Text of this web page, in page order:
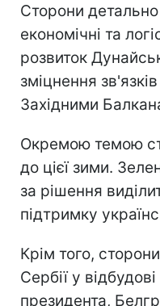
Сторони детально
економічні та
розвиток
зміцнення
Західними
Окремою темою
до цієї зими.
за рішення
підтримку
Крім того,
Сербії у
президента,